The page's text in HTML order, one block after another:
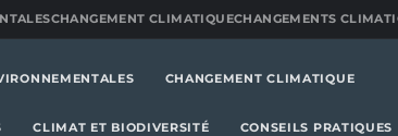
CHANGEMENT CLIMATIQUECHANGEMENTS
CHANGEMENT CLIMATIQUE
CLIMAT ET BIODIVERSITÉ CONSEILS PRATIQUES